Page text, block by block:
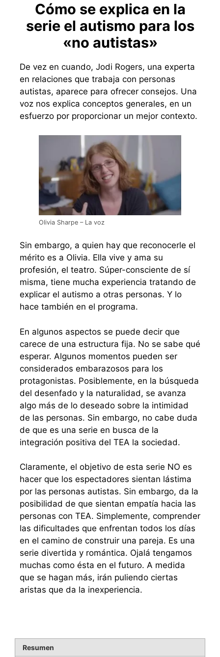
Cómo se explica en la
serie el autismo para los
«no autistas»
De vez en cuando, Jodi Rogers, una experta
en relaciones que trabaja con personas
autistas, aparece para ofrecer consejos. Una
voz nos explica conceptos generales, en un
esfuerzo por proporcionar un mejor contexto.
Olivia Sharpe – La voz
Sin embargo, a quien hay que reconocerle el
mérito es a Olivia. Ella vive y ama su
profesión, el teatro. Súper-consciente de sí
misma, tiene mucha experiencia tratando de
explicar el autismo a otras personas. Y lo
hace también en el programa.
En algunos aspectos se puede decir que
carece de una estructura fija. No se sabe qué
esperar. Algunos momentos pueden ser
considerados embarazosos para los
protagonistas. Posiblemente, en la búsqueda
del desenfado y la naturalidad, se avanza
algo más de lo deseado sobre la intimidad
de las personas. Sin embargo, no cabe duda
de que es una serie en busca de la
integración positiva del TEA la sociedad.
Claramente, el objetivo de esta serie NO es
hacer que los espectadores sientan lástima
por las personas autistas. Sin embargo, da la
posibilidad de que sientan empatía hacia las
personas con TEA. Simplemente, comprender
las dificultades que enfrentan todos los días
en el camino de construir una pareja. Es una
serie divertida y romántica. Ojalá tengamos
muchas como ésta en el futuro. A medida
que se hagan más, irán puliendo ciertas
aristas que da la inexperiencia.
Resumen